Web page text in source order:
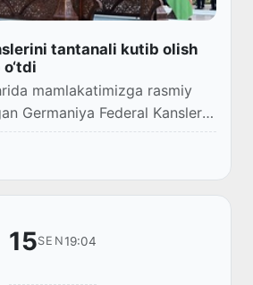
tantanali kutib olish
mamlakatimizga rasmiy
Germaniya Federal Kansleri
kutib olish marosimi bo‘ldi.
15SEN19:04